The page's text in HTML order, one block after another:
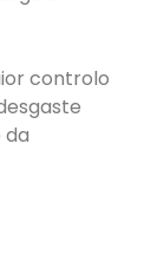
controlo
da